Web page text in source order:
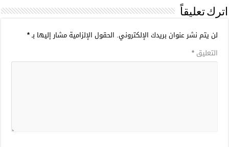
اترك تعليقاً
لن يتم نشر عنوان بريدك الإلكتروني. الحقول الإلزامية مشار إليها بـ*
التعليق*